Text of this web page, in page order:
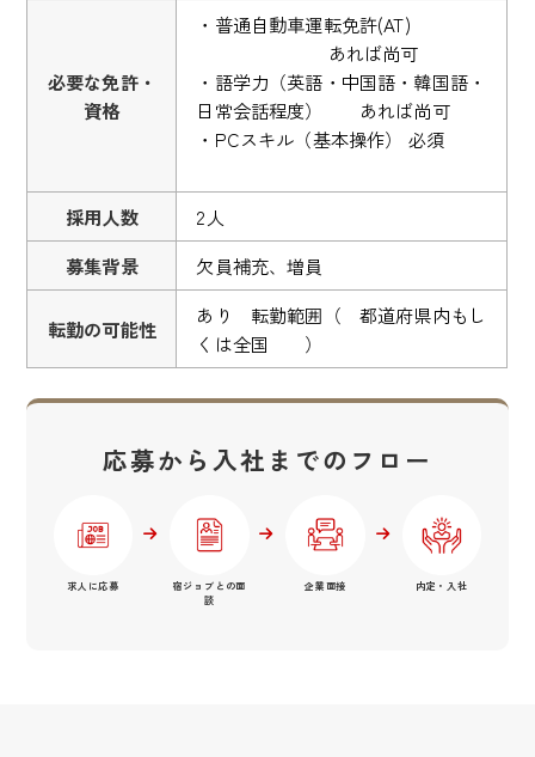
必要な免許・
資格
・普通自動車運転免許(AT)
あれば尚可
・語学力（英語・中国語・韓国語・
日常会話程度） あれば尚可
・PCスキル（基本操作） 必須
採用人数
2人
募集背景
欠員補充、増員
転勤の可能性
あり 転勤範囲（ 都道府県内もし
くは全国 ）
応募から入社までのフロー
求人に応募
宿ジョブとの面
談
企業面接 内定・入社